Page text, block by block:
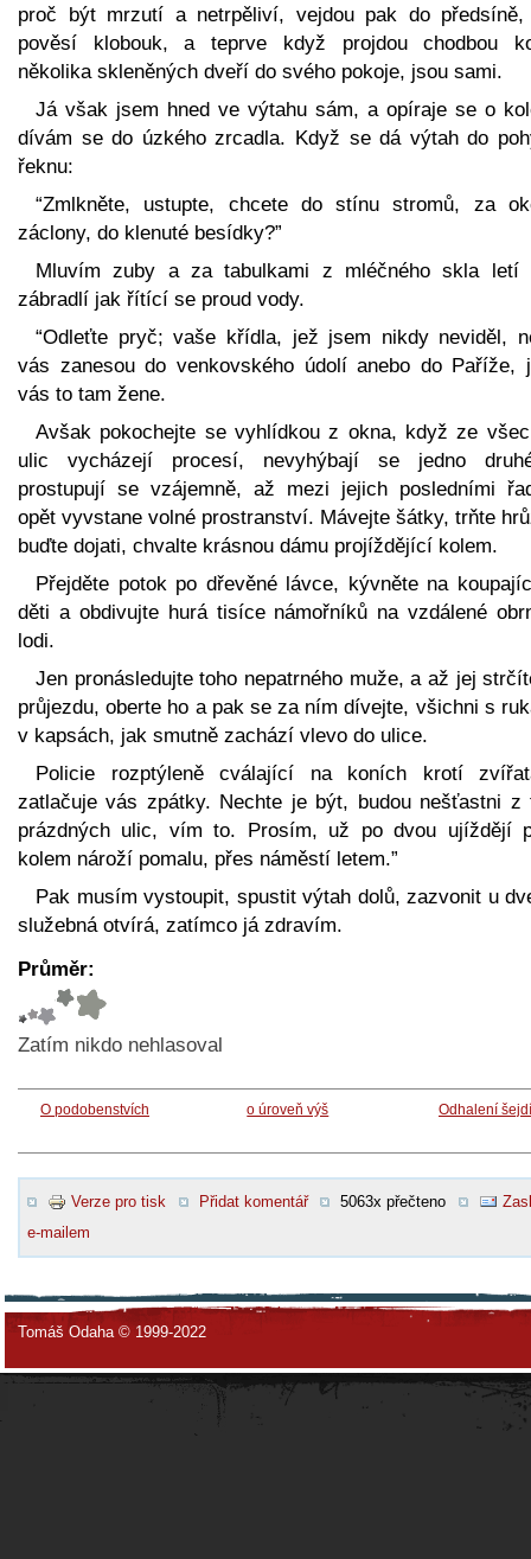
proč být mrzutí a netrpěliví, vejdou pak do předsíně,
pověsí klobouk, a teprve když projdou chodbou
několika skleněných dveří do svého pokoje, jsou sami.
Já však jsem hned ve výtahu sám, a opíraje se o
dívám se do úzkého zrcadla. Když se dá výtah do
řeknu:
“Zmlkněte, ustupte, chcete do stínu stromů, za
záclony, do klenuté besídky?”
Mluvím zuby a za tabulkami z mléčného skla letí
zábradlí jak řítící se proud vody.
“Odleťte pryč; vaše křídla, jež jsem nikdy neviděl,
vás zanesou do venkovského údolí anebo do Paříže,
vás to tam žene.
Avšak pokochejte se vyhlídkou z okna, když ze
ulic vycházejí procesí, nevyhýbají se jedno
prostupují se vzájemně, až mezi jejich posledními
opět vyvstane volné prostranství. Mávejte šátky, trňte
buďte dojati, chvalte krásnou dámu projíždějící kolem.
Přejděte potok po dřevěné lávce, kývněte na
děti a obdivujte hurá tisíce námořníků na vzdálené
lodi.
Jen pronásledujte toho nepatrného muže, a až jej
průjezdu, oberte ho a pak se za ním dívejte, všichni s
v kapsách, jak smutně zachází vlevo do ulice.
Policie rozptýleně cválající na koních krotí
zatlačuje vás zpátky. Nechte je být, budou nešťastni z
prázdných ulic, vím to. Prosím, už po dvou ujíždějí
kolem nároží pomalu, přes náměstí letem.”
Pak musím vystoupit, spustit výtah dolů, zazvonit u
služebná otvírá, zatímco já zdravím.
Průměr:
Zatím nikdo nehlasoval
O podobenstvích o úroveň výš Odhalení
Verze pro tisk Přidat komentář 5063x přečteno
e-mailem
Tomáš Odaha © 1999-2022